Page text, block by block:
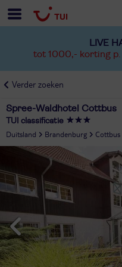
LIVE
tot 1000,- korting p.
Verder zoeken
Spree-Waldhotel Cottbus
TUI classificatie
Duitsland Brandenburg Cottbus